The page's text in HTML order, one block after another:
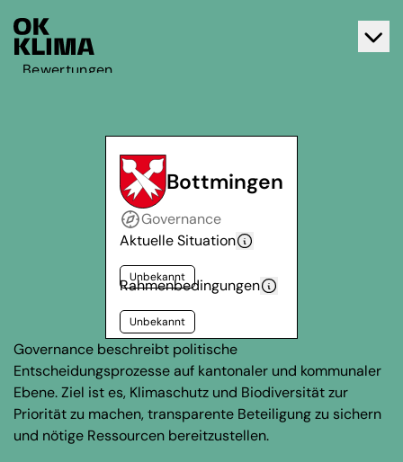
Bewertungen
Bottmingen
Governance
Aktuelle Situation
Unbekannt
Rahmenbedingungen
Unbekannt
Governance beschreibt politische
Entscheidungsprozesse auf kantonaler und kommunaler
Ebene. Ziel ist es, Klimaschutz und Biodiversität zur
Priorität zu machen, transparente Beteiligung zu sichern
und nötige Ressourcen bereitzustellen.